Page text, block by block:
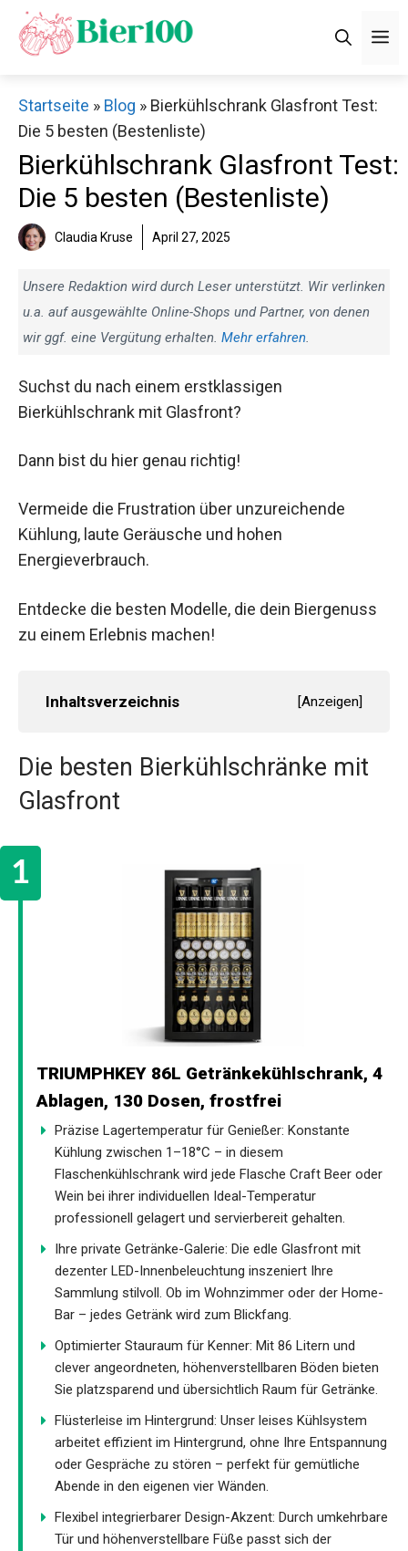
Zum
Inhalt
springen
Startseite » Blog » Bierkühlschrank Glasfront Test:
Die 5 besten (Bestenliste)
Bierkühlschrank Glasfront Test:
Die 5 besten (Bestenliste)
Claudia Kruse April 27, 2025
Unsere Redaktion wird durch Leser unterstützt. Wir verlinken
u.a. auf ausgewählte Online-Shops und Partner, von denen
wir ggf. eine Vergütung erhalten. Mehr erfahren.
Suchst du nach einem erstklassigen
Bierkühlschrank mit Glasfront?
Dann bist du hier genau richtig!
Vermeide die Frustration über unzureichende
Kühlung, laute Geräusche und hohen
Energieverbrauch.
Entdecke die besten Modelle, die dein Biergenuss
zu einem Erlebnis machen!
Inhaltsverzeichnis [Anzeigen]
Die besten Bierkühlschränke mit
Glasfront
TRIUMPHKEY 86L Getränkekühlschrank, 4
Ablagen, 130 Dosen, frostfrei
Präzise Lagertemperatur für Genießer: Konstante
Kühlung zwischen 1–18°C – in diesem
Flaschenkühlschrank wird jede Flasche Craft Beer oder
Wein bei ihrer individuellen Ideal-Temperatur
professionell gelagert und servierbereit gehalten.
Ihre private Getränke-Galerie: Die edle Glasfront mit
dezenter LED-Innenbeleuchtung inszeniert Ihre
Sammlung stilvoll. Ob im Wohnzimmer oder der Home-
Bar – jedes Getränk wird zum Blickfang.
Optimierter Stauraum für Kenner: Mit 86 Litern und
clever angeordneten, höhenverstellbaren Böden bieten
Sie platzsparend und übersichtlich Raum für Getränke.
Flüsterleise im Hintergrund: Unser leises Kühlsystem
arbeitet effizient im Hintergrund, ohne Ihre Entspannung
oder Gespräche zu stören – perfekt für gemütliche
Abende in den eigenen vier Wänden.
Flexibel integrierbarer Design-Akzent: Durch umkehrbare
Tür und höhenverstellbare Füße passt sich der